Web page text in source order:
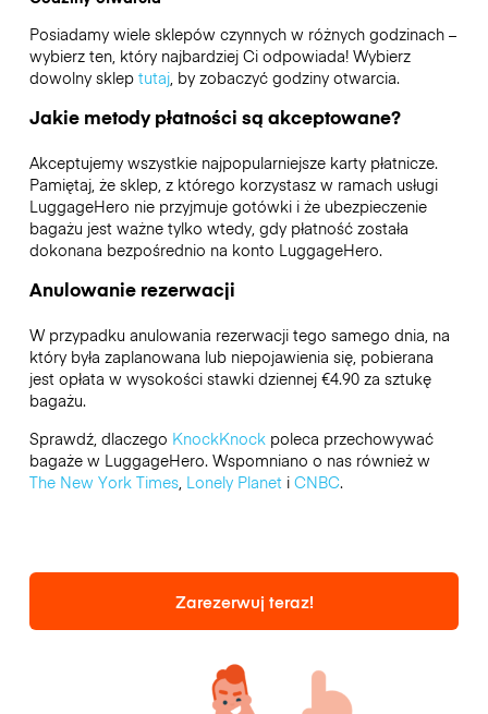
Posiadamy wiele sklepów czynnych w różnych godzinach –
wybierz ten, który najbardziej Ci odpowiada! Wybierz
dowolny sklep tutaj, by zobaczyć godziny otwarcia.
Jakie metody płatności są akceptowane?
Akceptujemy wszystkie najpopularniejsze karty płatnicze.
Pamiętaj, że sklep, z którego korzystasz w ramach usługi
LuggageHero nie przyjmuje gotówki i że ubezpieczenie
bagażu jest ważne tylko wtedy, gdy płatność została
dokonana bezpośrednio na konto LuggageHero.
Anulowanie rezerwacji
W przypadku anulowania rezerwacji tego samego dnia, na
który była zaplanowana lub niepojawienia się, pobierana
jest opłata w wysokości stawki dziennej €4.90 za sztukę
bagażu.
Sprawdź, dlaczego KnockKnockpoleca przechowywać
bagaże w LuggageHero. Wspomniano o nas również w
The New York Times, Lonely Planeti CNBC.
Zarezerwuj teraz!